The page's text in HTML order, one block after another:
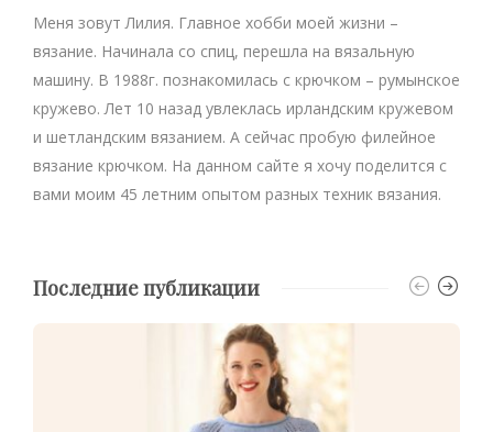
Меня зовут Лилия. Главное хобби моей жизни –
вязание. Начинала со спиц, перешла на вязальную
машину. В 1988г. познакомилась с крючком – румынское
кружево. Лет 10 назад увлеклась ирландским кружевом
и шетландским вязанием. А сейчас пробую филейное
вязание крючком. На данном сайте я хочу поделится с
вами моим 45 летним опытом разных техник вязания.
Последние публикации